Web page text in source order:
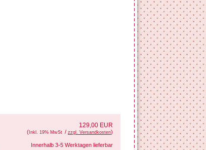
129,00 EUR
( Inkl. 19% MwSt / zzgl. Versandkosten)
Innerhalb 3-5 Werktagen lieferbar